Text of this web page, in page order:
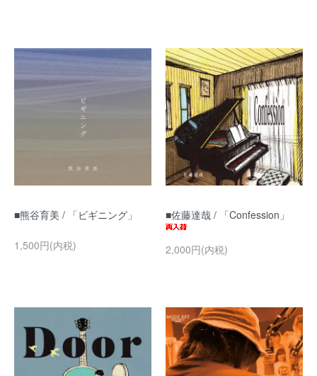
■熊谷育美 / 「ビギニング」
1,500円(内税)
■佐藤達哉 / 「Confession」
2,000円(内税)